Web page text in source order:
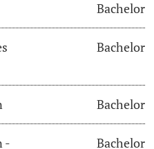
Bachelor
Bachelor
Bachelor
- Bachelor